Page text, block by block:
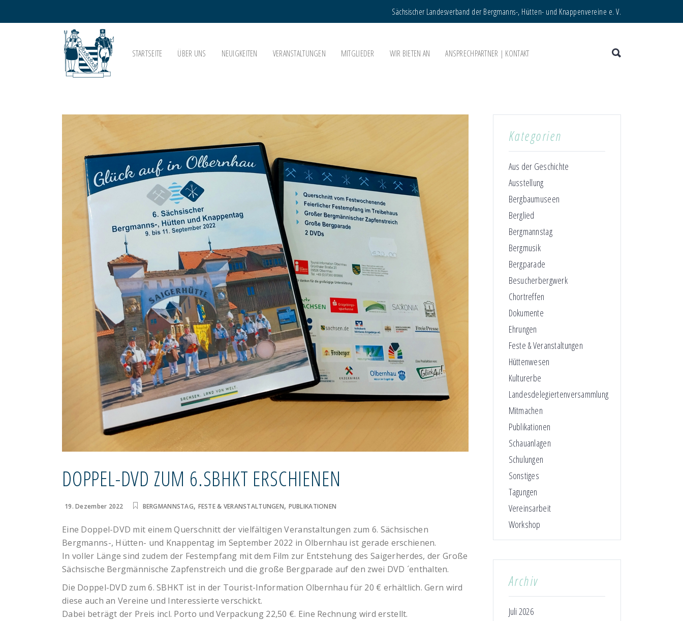
Sächsischer Landesverband der Bergmanns-, Hütten- und Knappenvereine e. V.
STARTSEITE ÜBER UNS NEUIGKEITEN VERANSTALTUNGEN MITGLIEDER WIR BIETEN AN ANSPRECHPARTNER | KONTAKT
DOPPEL-DVD ZUM 6.SBHKT ERSCHIENEN
19. Dezember 2022 BERGMANNSTAG, FESTE & VERANSTALTUNGEN, PUBLIKATIONEN
Eine Doppel-DVD mit einem Querschnitt der vielfältigen Veranstaltungen zum 6. Sächsischen
Bergmanns-, Hütten- und Knappentag im September 2022 in Olbernhau ist gerade erschienen.
In voller Länge sind zudem der Festempfang mit dem Film zur Entstehung des Saigerherdes, der Große
Sächsische Bergmännische Zapfenstreich und die große Bergparade auf den zwei DVD ´enthalten.
Die Doppel-DVD zum 6. SBHKT ist in der Tourist-Information Olbernhau für 20 € erhältlich. Gern wird
diese auch an Vereine und Interessierte verschickt.
Dabei beträgt der Preis incl. Porto und Verpackung 22,50 €. Eine Rechnung wird erstellt.
Kategorien
Aus der Geschichte
Ausstellung
Bergbaumuseen
Berglied
Bergmannstag
Bergmusik
Bergparade
Besucherbergwerk
Chortreffen
Dokumente
Ehrungen
Feste & Veranstaltungen
Hüttenwesen
Kulturerbe
Landesdelegiertenversammlung
Mitmachen
Publikationen
Schauanlagen
Schulungen
Sonstiges
Tagungen
Vereinsarbeit
Workshop
Archiv
Juli 2026